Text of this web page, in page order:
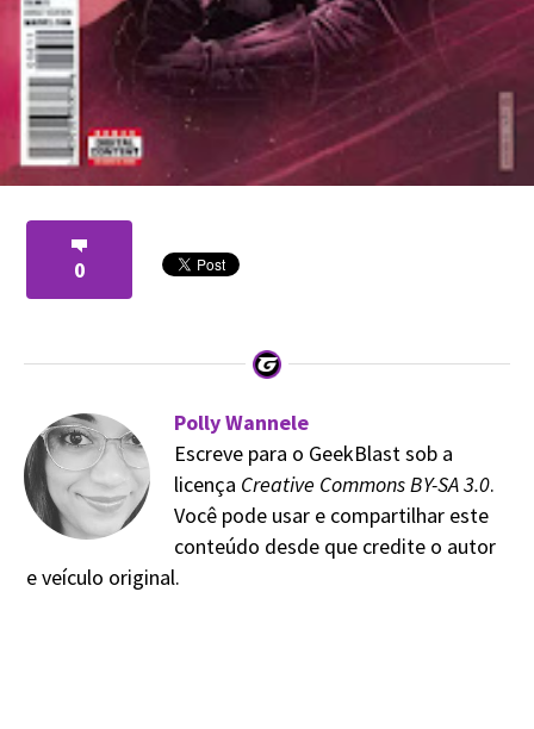
0
Polly Wannele
Escreve para o GeekBlast sob a
licença Creative Commons BY-SA 3.0.
Você pode usar e compartilhar este
conteúdo desde que credite o autor
e veículo original.